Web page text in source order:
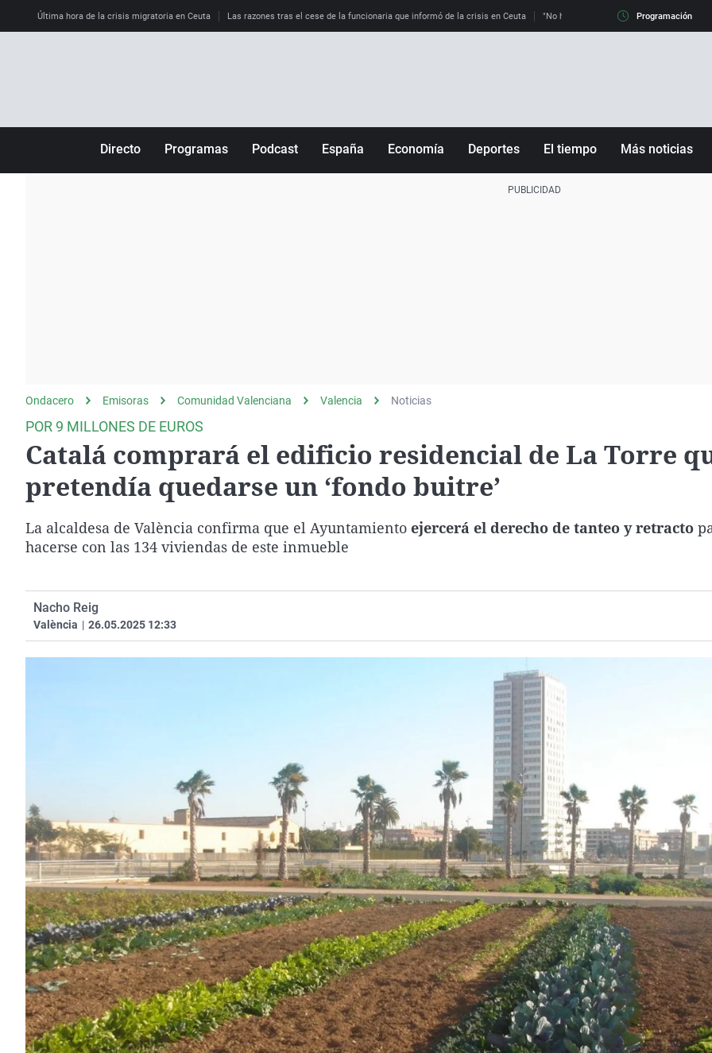
Última hora de la crisis migratoria en Ceuta Las razones tras el cese de la funcionaria que informó de la crisis en Ceuta "No hay mafias, que no nos engañen":
Programación
Directo Programas
gato
Podcast
Operación Viuda
Negra
España
Navarra
Economía Deportes El tiempo Más noticias
Ondacero Emisoras Comunidad Valenciana Valencia Noticias
POR 9 MILLONES DE EUROS
Catalá comprará el edificio residencial de La Torre
pretendía quedarse un ‘fondo buitre’
La alcaldesa de València confirma que el Ayuntamiento ejercerá el derecho de tanteo y retracto
hacerse con las 134 viviendas de este inmueble
Nacho Reig
València | 26.05.2025 12:33